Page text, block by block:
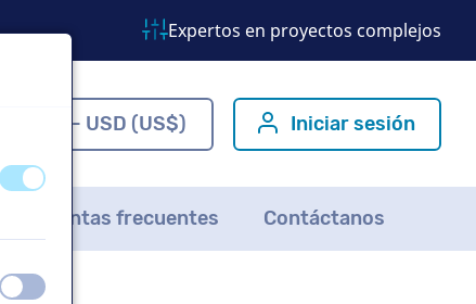
Expertos en proyectos complejos
ES - USD (US$) Iniciar sesión
Preguntas frecuentes Contáctanos
apagado
encendido
apagado
encendido